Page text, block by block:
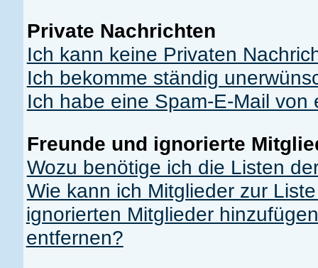
Private Nachrichten
Ich kann keine Privaten
Ich bekomme ständig
Ich habe eine Spam-E-Mail
Freunde und ignorierte
Wozu benötige ich die Listen
Wie kann ich Mitglieder zur
ignorierten Mitglieder
entfernen?